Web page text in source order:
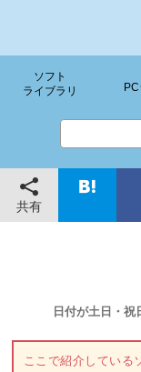
ソフト
ライブラリ
共有
日付が土日・祝
ここで紹介している